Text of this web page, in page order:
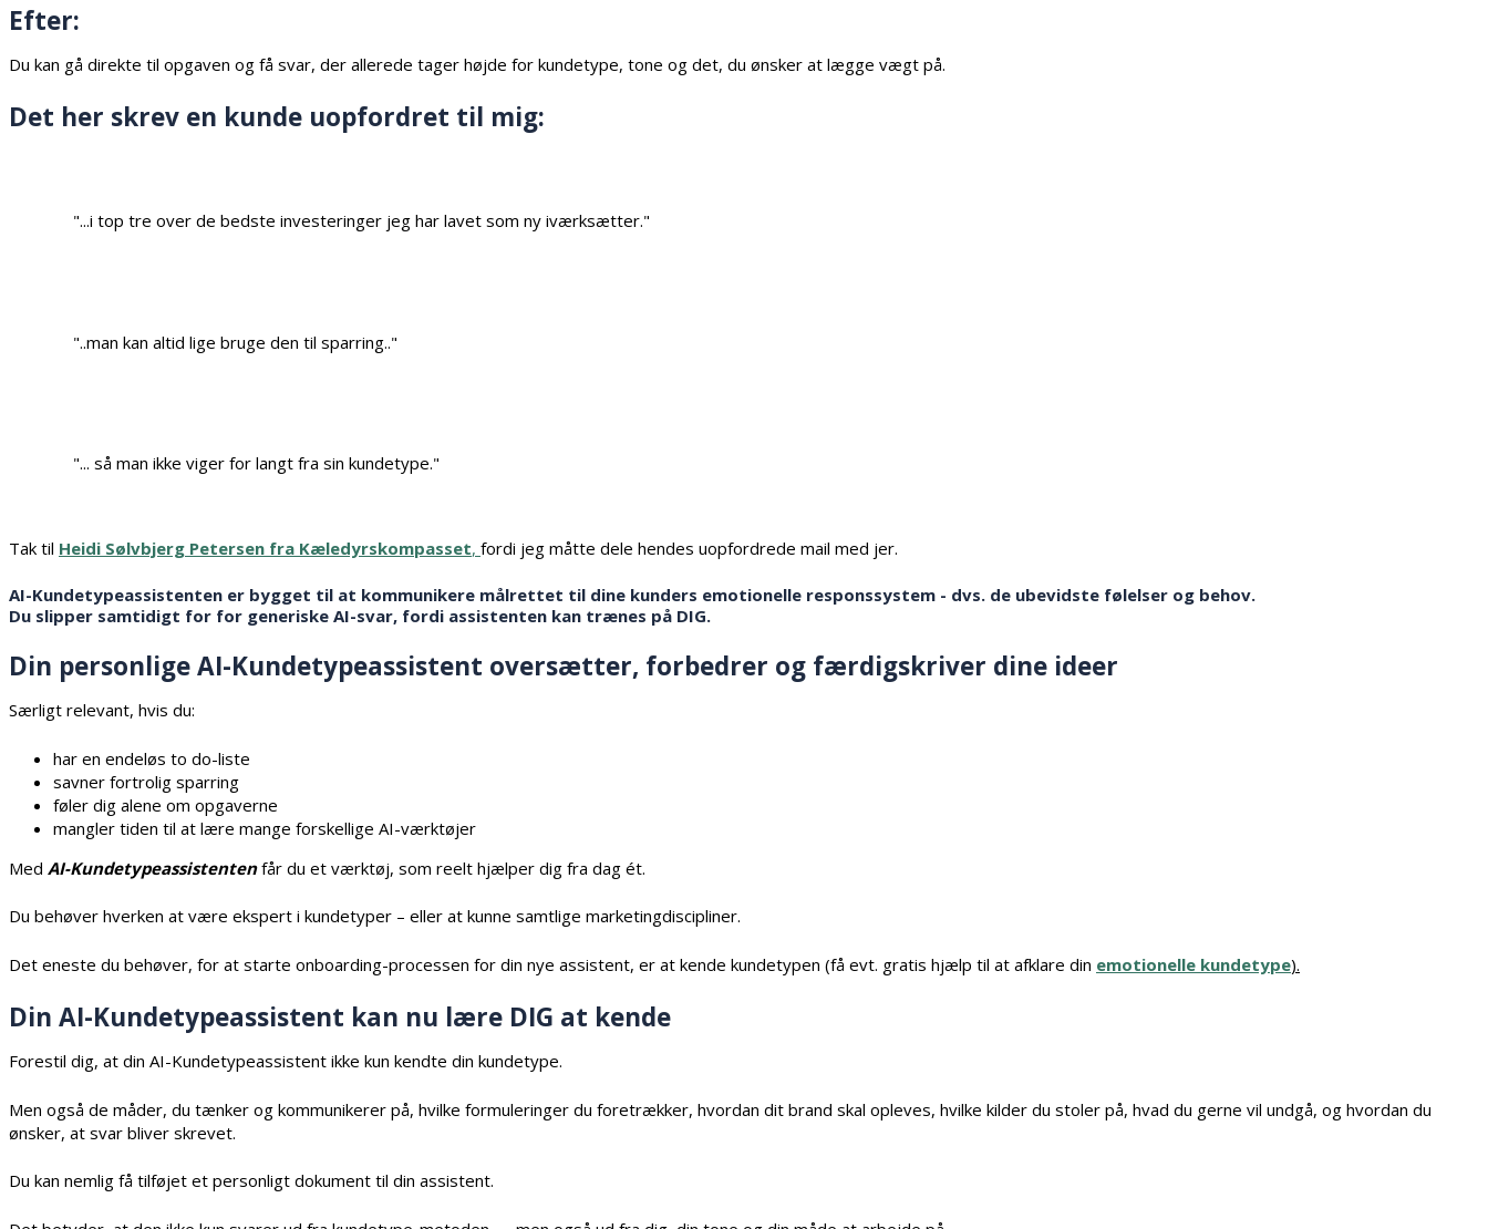
Efter:
Du kan gå direkte til opgaven og få svar, der allerede tager højde for kundetype, tone og det, du ønsker at lægge vægt på.
Det her skrev en kunde uopfordret til mig:
"...i top tre over de bedste investeringer jeg har lavet som ny iværksætter."
"..man kan altid lige bruge den til sparring.."
"... så man ikke viger for langt fra sin kundetype."
Tak til Heidi Sølvbjerg Petersen fra Kæledyrskompasset, fordi jeg måtte dele hendes uopfordrede mail med jer.
AI-Kundetypeassistenten er bygget til at kommunikere målrettet til dine kunders emotionelle responssystem - dvs. de ubevidste følelser og behov.
Du slipper samtidigt for for generiske AI-svar, fordi assistenten kan trænes på DIG.
Din personlige AI-Kundetypeassistent oversætter, forbedrer og færdigskriver dine ideer
Særligt relevant, hvis du:
har en endeløs to do-liste
savner fortrolig sparring
føler dig alene om opgaverne
mangler tiden til at lære mange forskellige AI-værktøjer
Med AI-Kundetypeassistenten får du et værktøj, som reelt hjælper dig fra dag ét.
Du behøver hverken at være ekspert i kundetyper – eller at kunne samtlige marketingdiscipliner.
Det eneste du behøver, for at starte onboarding-processen for din nye assistent, er at kende kundetypen (få evt. gratis hjælp til at afklare din emotionelle kundetype).
Din AI-Kundetypeassistent kan nu lære DIG at kende
Forestil dig, at din AI-Kundetypeassistent ikke kun kendte din kundetype.
Men også de måder, du tænker og kommunikerer på, hvilke formuleringer du foretrækker, hvordan dit brand skal opleves, hvilke kilder du stoler på, hvad du gerne vil undgå, og hvordan du
ønsker, at svar bliver skrevet.
Du kan nemlig få tilføjet et personligt dokument til din assistent.